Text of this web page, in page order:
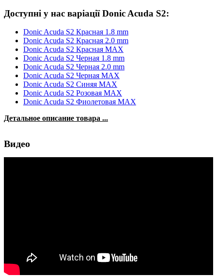
Доступні у нас варіаціїDonic Acuda S2:
Donic Acuda S2 Красная 1.8 mm
Donic Acuda S2 Красная 2.0 mm
Donic Acuda S2 Красная MAX
Donic Acuda S2 Черная 1.8 mm
Donic Acuda S2 Черная 2.0 mm
Donic Acuda S2 Черная MAX
Donic Acuda S2 Синяя MAX
Donic Acuda S2 Розовая MAX
Donic Acuda S2 Фиолетовая MAX
Детальное описание товара ...
Видео